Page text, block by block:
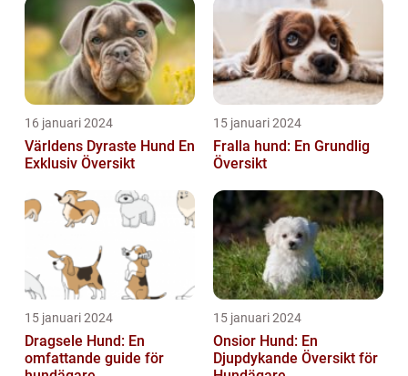
16 januari 2024
Världens Dyraste Hund En
Exklusiv Översikt
15 januari 2024
Fralla hund: En Grundlig
Översikt
15 januari 2024
Dragsele Hund: En
omfattande guide för
15 januari 2024
Onsior Hund: En
Djupdykande Översikt för